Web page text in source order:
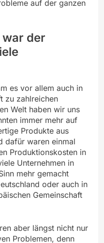
auf der ganzen
der
es vor allem auch in
zu zahlreichen
Welt haben wir uns
immer mehr auf
Produkte aus
dafür waren einmal
Produktionskosten in
Unternehmen in
mehr gemacht
oder auch in
Gemeinschaft
aber längst nicht nur
Problemen, denn